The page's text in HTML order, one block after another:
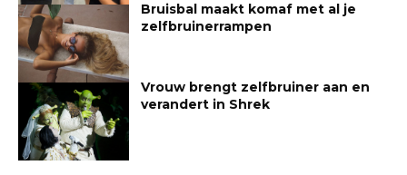
Bruisbal maakt komaf met al je
zelfbruinerrampen
Vrouw brengt zelfbruiner aan en
verandert in Shrek